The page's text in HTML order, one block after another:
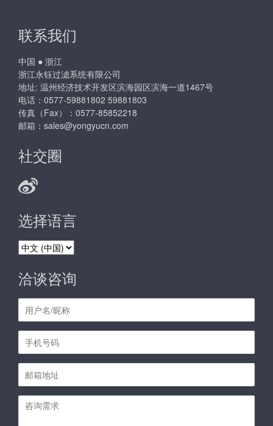
联系我们
中国 ● 浙江
浙江永钰过滤系统有限公司
地址: 温州经济技术开发区滨海园区滨海一道1467号
电话：0577-59881802 59881803
传真（Fax）：0577-85852218
邮箱： sales@yongyucn.com
社交圈
选择语言
选
语
言
洽谈咨询